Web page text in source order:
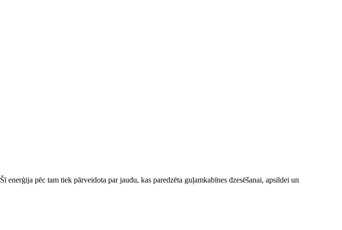
Šī enerģija pēc tam tiek pārveidota par jaudu, kas paredzēta guļamkabīnes dzesēšanai, apsildei un